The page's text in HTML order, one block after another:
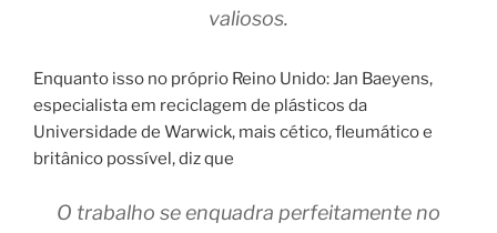
valiosos.
Enquanto isso no próprio Reino Unido: Jan Baeyens,
especialista em reciclagem de plásticos da
Universidade de Warwick, mais cético, fleumático e
britânico possível, diz que
O trabalho se enquadra perfeitamente no